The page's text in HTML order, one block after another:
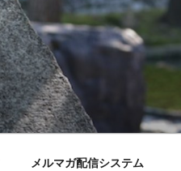
メルマガ配信システム